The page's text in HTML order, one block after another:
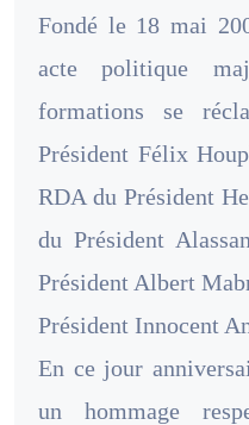
Fondé le 18 mai
acte politique
formations se
Président Félix
RDA du Président
du Président
Président Albert
Président Innocent
En ce jour
un hommage